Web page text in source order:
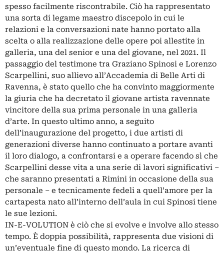
spesso facilmente riscontrabile. Ciò ha rappresentato
una sorta di legame maestro discepolo in cui le
relazioni e la conversazioni nate hanno portato alla
scelta o alla realizzazione delle opere poi allestite in
galleria, una del senior e una del giovane, nel 2021. Il
passaggio del testimone tra Graziano Spinosi e Lorenzo
Scarpellini, suo allievo all’Accademia di Belle Arti di
Ravenna, è stato quello che ha convinto maggiormente
la giuria che ha decretato il giovane artista ravennate
vincitore della sua prima personale in una galleria
d’arte. In questo ultimo anno, a seguito
dell’inaugurazione del progetto, i due artisti di
generazioni diverse hanno continuato a portare avanti
il loro dialogo, a confrontarsi e a operare facendo sì che
Scarpellini desse vita a una serie di lavori significativi –
che saranno presentati a Rimini in occasione della sua
personale – e tecnicamente fedeli a quell’amore per la
cartapesta nato all’interno dell’aula in cui Spinosi tiene
le sue lezioni.
IN-E-VOLUTION è ciò che si evolve e involve allo stesso
tempo. È doppia possibilità, rappresenta due visioni di
un’eventuale fine di questo mondo. La ricerca di